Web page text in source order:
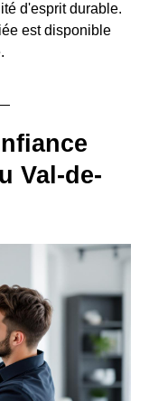
d'esprit durable.
est disponible
Val-de-